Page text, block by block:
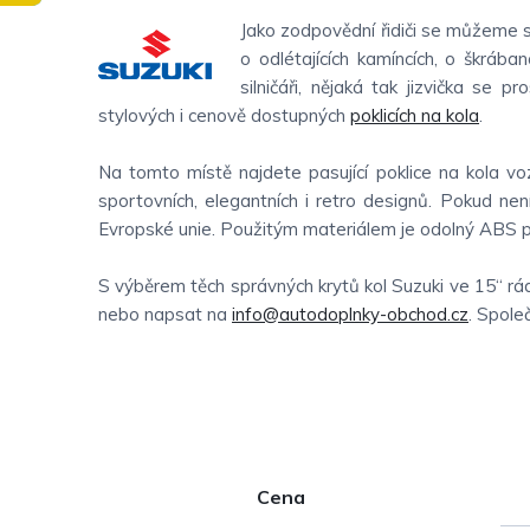
Jako zodpovědní řidiči se
o odlétajících kamíncích, o
silničáři, nějaká tak jizvička se
stylových i cenově dostupných poklicích na kola.
Na tomto místě najdete pasující poklice na kola
sportovních, elegantních i retro designů. Pokud
Evropské unie. Použitým materiálem je odolný ABS
S výběrem těch správných krytů kol Suzuki ve 15“
nebo napsat na info@autodoplnky-obchod.cz.
Cena